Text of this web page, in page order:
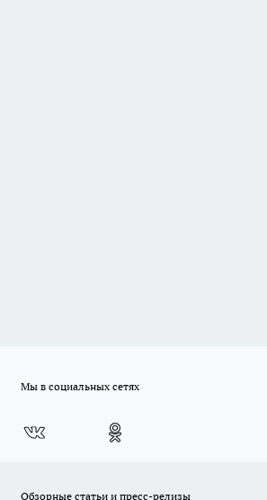
Мы в социальных сетях
Обзорные статьи и пресс-релизы